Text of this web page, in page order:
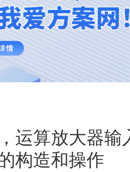
运算放大器
构造和操作